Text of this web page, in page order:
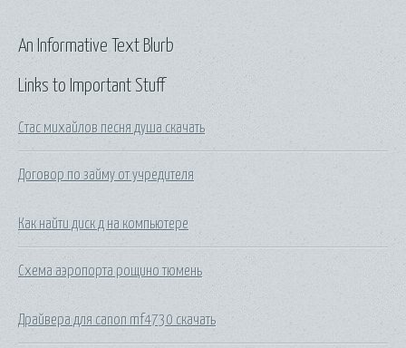
Links to Important Stuff
Стас михайлов песня душа скачать
Договор по займу от учредителя
Как найти диск д на компьютере
Схема аэропорта рощино тюмень
Драйвера для canon mf4730 скачать
An Informative Text Blurb